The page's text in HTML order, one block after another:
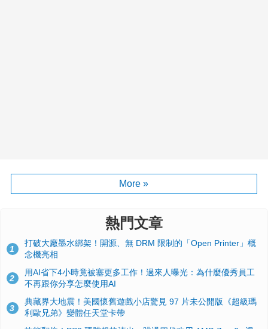
More »
熱門文章
1
打破大廠墨水綁架！開源、無 DRM 限制的「Open Printer」概
念機亮相
2
用AI省下4小時竟被塞更多工作！過來人曝光：為什麼優秀員工
不再跟你分享怎麼使用AI
3
典藏界大地震！美國懷舊遊戲小店驚見 97 片未公開版《超級瑪
利歐兄弟》變體任天堂卡帶